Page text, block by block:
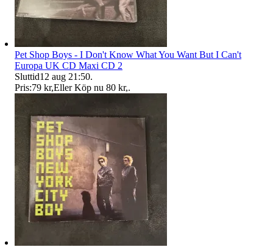
Pet Shop Boys - I Don't Know What You Want But I Can't
Europa UK CD Maxi CD 2
Sluttid12 aug 21:50.
Pris:79 kr,Eller Köp nu 80 kr,.